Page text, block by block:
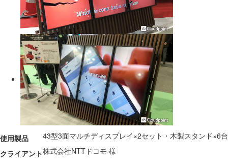
使用製品
43型3面マルチディスプレイ×2セット・木製スタンド×6台
クライアント株式会社NTTドコモ 様